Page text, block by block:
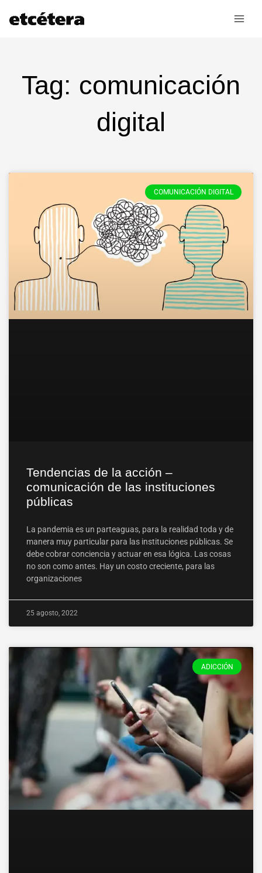
Tag: comunicación
digital
COMUNICACIÓN DIGITAL
Tendencias de la acción –
comunicación de las instituciones
públicas
La pandemia es un parteaguas, para la realidad toda y de
manera muy particular para las instituciones públicas. Se
debe cobrar conciencia y actuar en esa lógica. Las cosas
no son como antes. Hay un costo creciente, para las
organizaciones
25 agosto, 2022
ADICCIÓN